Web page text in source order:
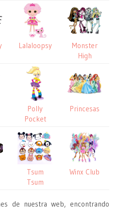
Lalaloopsy
Monster
High
Polly
Pocket
Princesas
Tsum
Tsum
Winx Club
de nuestra web, encontrando